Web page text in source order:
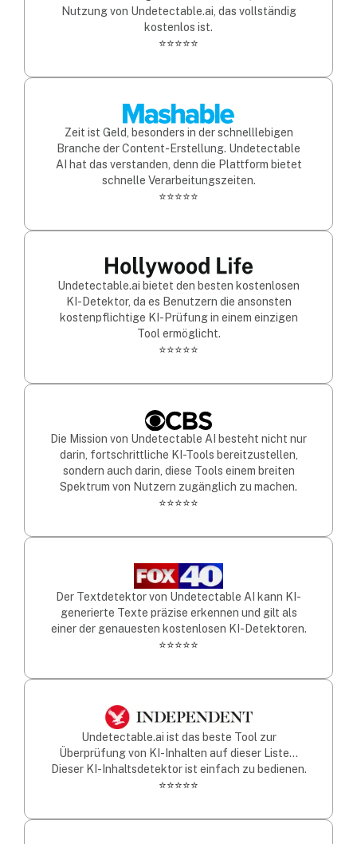
Nutzung von Undetectable.ai, das vollständig
kostenlos ist.
⭐⭐⭐⭐⭐
Zeit ist Geld, besonders in der schnelllebigen
Branche der Content-Erstellung. Undetectable
AI hat das verstanden, denn die Plattform bietet
schnelle Verarbeitungszeiten.
⭐⭐⭐⭐⭐
Undetectable.ai bietet den besten kostenlosen
KI-Detektor, da es Benutzern die ansonsten
kostenpflichtige KI-Prüfung in einem einzigen
Tool ermöglicht.
⭐⭐⭐⭐⭐
Die Mission von Undetectable AI besteht nicht nur
darin, fortschrittliche KI-Tools bereitzustellen,
sondern auch darin, diese Tools einem breiten
Spektrum von Nutzern zugänglich zu machen.
⭐⭐⭐⭐⭐
Der Textdetektor von Undetectable AI kann KI-
generierte Texte präzise erkennen und gilt als
einer der genauesten kostenlosen KI-Detektoren.
⭐⭐⭐⭐⭐
Undetectable.ai ist das beste Tool zur
Überprüfung von KI-Inhalten auf dieser Liste...
Dieser KI-Inhaltsdetektor ist einfach zu bedienen.
⭐⭐⭐⭐⭐